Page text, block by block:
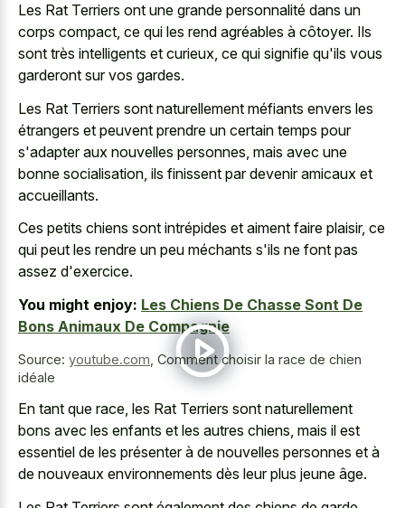
Les Rat Terriers ont une grande personnalité dans un
corps compact, ce qui les rend agréables à côtoyer. Ils
sont très intelligents et curieux, ce qui signifie qu'ils vous
garderont sur vos gardes.
Les Rat Terriers sont naturellement méfiants envers les
étrangers et peuvent prendre un certain temps pour
s'adapter aux nouvelles personnes, mais avec une
bonne socialisation, ils finissent par devenir amicaux et
accueillants.
Ces petits chiens sont intrépides et aiment faire plaisir, ce
qui peut les rendre un peu méchants s'ils ne font pas
assez d'exercice.
You might enjoy: Les Chiens De Chasse Sont De
Bons Animaux De Compagnie
Source: youtube.com Comment choisir la race de chien
idéale
En tant que race, les Rat Terriers sont naturellement
bons avec les enfants et les autres chiens, mais il est
essentiel de les présenter à de nouvelles personnes et à
de nouveaux environnements dès leur plus jeune âge.